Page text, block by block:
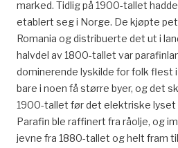
marked. Tidlig på 1900-tallet
etablert seg i Norge. De kjøpte
Romania og distribuerte det ut i
halvdel av 1800-tallet var
dominerende lyskilde for folk flest
bare i noen få større byer, og det
1900-tallet før det elektriske lyset
Parafin ble raffinert fra råolje, og
jevne fra 1880-tallet og helt fram